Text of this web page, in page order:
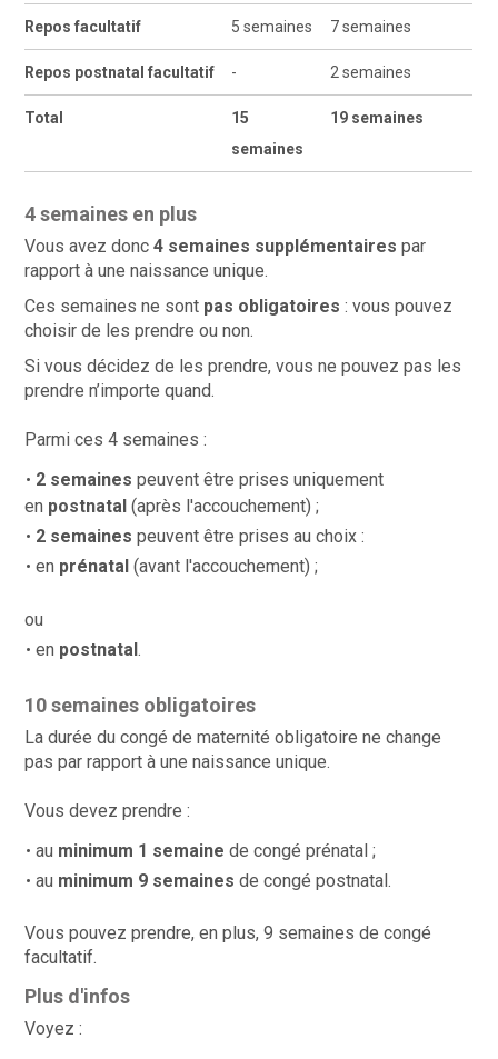
Repos facultatif 5 semaines 7 semaines
Repos postnatal facultatif - 2 semaines
Total
15
semaines
19 semaines
4 semaines en plus
Vous avez donc4 semaines supplémentaires par
rapport à une naissance unique.
Ces semaines ne sont pas obligatoires : vous pouvez
choisir de les prendre ou non.
Si vous décidez de les prendre, vous ne pouvez pas les
prendre n’importe quand.
Parmi ces 4 semaines :
2 semaines peuvent être prises uniquement
en postnatal(après l'accouchement) ;
2 semaines peuvent être prises au choix :
en prénatal(avant l'accouchement) ;
ou
en postnatal.
10 semaines obligatoires
La durée du congé de maternité obligatoire ne change
pas par rapport à une naissance unique.
Vous devez prendre :
au minimum 1 semainede congé prénatal ;
au minimum 9 semainesde congé postnatal.
Vous pouvez prendre, en plus, 9 semaines de congé
facultatif.
Plus d'infos
Voyez :